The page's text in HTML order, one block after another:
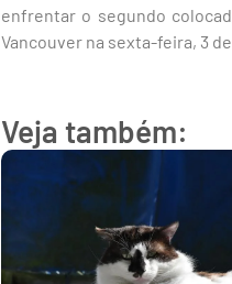
enfrentar o segundo
Vancouver na sexta-feira, 3
Veja também: